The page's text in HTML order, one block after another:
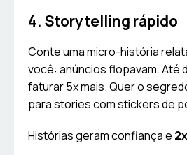
4. Storytelling rápido
Conte uma micro-história
você: anúncios flopavam. Até
faturar 5x mais. Quer o
para stories com stickers de
Histórias geram confiança e